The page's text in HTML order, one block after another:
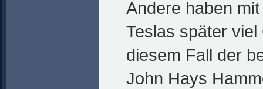
Andere haben
Teslas später
diesem Fall der
John Hays